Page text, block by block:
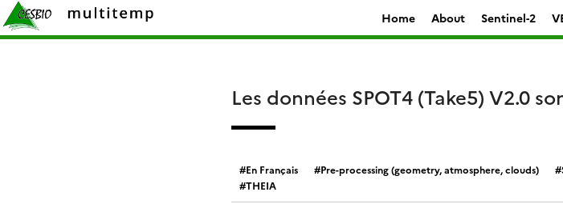
Skip
to
content
Home About Sentinel-2
Les données SPOT4 (Take5) V2.0
En Français Pre-processing (geometry, atmosphere, clouds)
THEIA